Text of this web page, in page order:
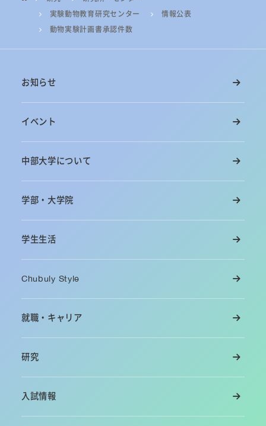
実験動物教育研究センター
情報公表
動物実験計画書承認件数
お知らせ
イベント
中部大学について
学部・大学院
学生生活
Chubuly Style
就職・キャリア
研究
入試情報